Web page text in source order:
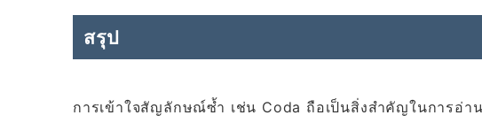
สรุป
การเข้าใจสัญลักษณ์ซ้ำ เช่น Coda ถือเป็นสิ่งสำคัญในการอ่า